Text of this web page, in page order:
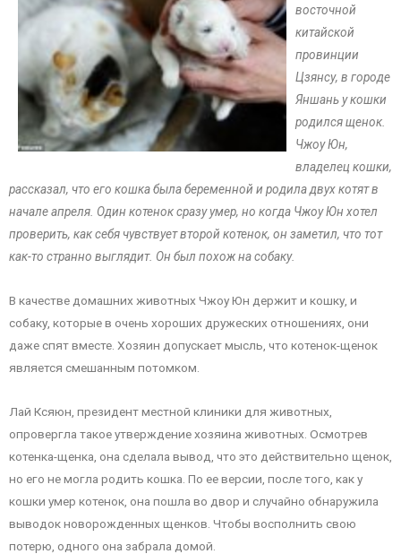
восточной
китайской
провинции
Цзянсу, в городе
Яншань у кошки
родился щенок.
Чжоу Юн,
владелец кошки,
рассказал, что его кошка была беременной и родила двух котят в
начале апреля. Один котенок сразу умер, но когда Чжоу Юн хотел
проверить, как себя чувствует второй котенок, он заметил, что тот
как-то странно выглядит. Он был похож на собаку.
В качестве домашних животных Чжоу Юн держит и кошку, и
собаку, которые в очень хороших дружеских отношениях, они
даже спят вместе. Хозяин допускает мысль, что котенок-щенок
является смешанным потомком.
Лай Ксяюн, президент местной клиники для животных,
опровергла такое утверждение хозяина животных. Осмотрев
котенка-щенка, она сделала вывод, что это действительно щенок,
но его не могла родить кошка. По ее версии, после того, как у
кошки умер котенок, она пошла во двор и случайно обнаружила
выводок новорожденных щенков. Чтобы восполнить свою
потерю, одного она забрала домой.